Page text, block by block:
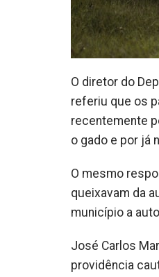
O diretor do
referiu que os
recentemente
o gado e por já
O mesmo
queixavam da
município a
José Carlos
providência